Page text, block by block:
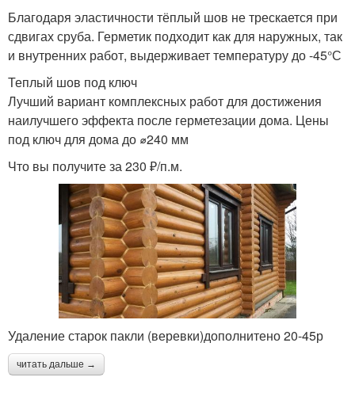
Благодаря эластичности тёплый шов не трескается при
сдвигах сруба. Герметик подходит как для наружных, так
и внутренних работ, выдерживает температуру до -45°С
Теплый шов под ключ
Лучший вариант комплексных работ для достижения
наилучшего эффекта после герметезации дома. Цены
под ключ для дома до ⌀240 мм
Что вы получите за 230 ₽/п.м.
Удаление старок пакли (веревки)дополнитено 20-45р
читать дальше →